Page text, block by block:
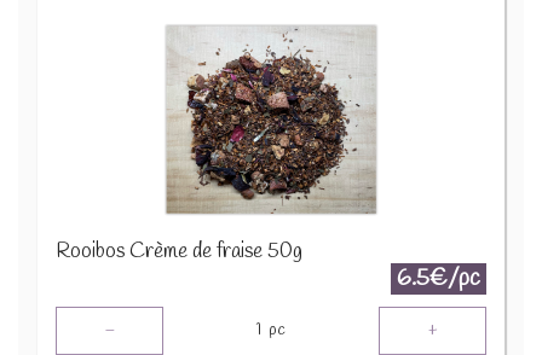
Rooibos Crème de fraise 50g
6.5€/pc
- 1 pc +